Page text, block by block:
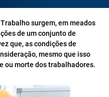
surgem, em meados
de um conjunto de
que, as condições de
mesmo que isso
ou morte dos trabalhadores.